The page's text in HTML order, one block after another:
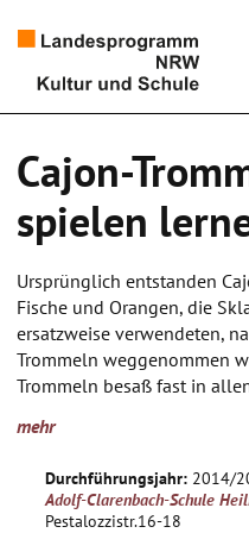
Künstlerpool
Kultur und Schule
home Impressum
Cajon-
spielen
Ursprünglich entstanden
Fische und Orangen, die
ersatzweise verwendeten,
Trommeln weggenommen
Trommeln besaß fast in
Gefühl der
Schlagfläche aus
Man unterscheidet die afro-
mehr
Durchführungsjahr: 2014/
Adolf-Clarenbach-Schule
Pestalozzistr.16-18